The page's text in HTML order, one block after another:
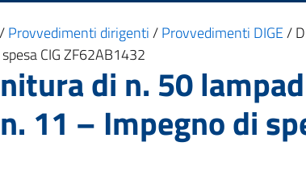
/Provvedimenti dirigenti/Provvedimenti DIGE/
CIG ZF62AB1432
di n. 50
11 – Impegno di